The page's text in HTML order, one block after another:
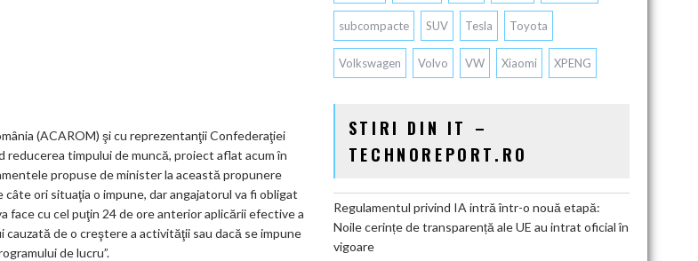
(ACAROM) şi cu reprezentanţii Confederaţiei
timpului de muncă, proiect aflat acum în
propuse de minister la această propunere
ori situaţia o impune, dar angajatorul va fi obligat
face cu cel puţin 24 de ore anterior aplicării efective a
de o creştere a activităţii sau dacă se impune
de lucru”.
subcompacte SUV Tesla Toyota
Volkswagen Volvo VW Xiaomi XPENG
STIRI DIN IT –
TECHNOREPORT.RO
Regulamentul privind IA intră într-o nouă etapă:
Noile cerințe de transparență ale UE au intrat oficial în
vigoare